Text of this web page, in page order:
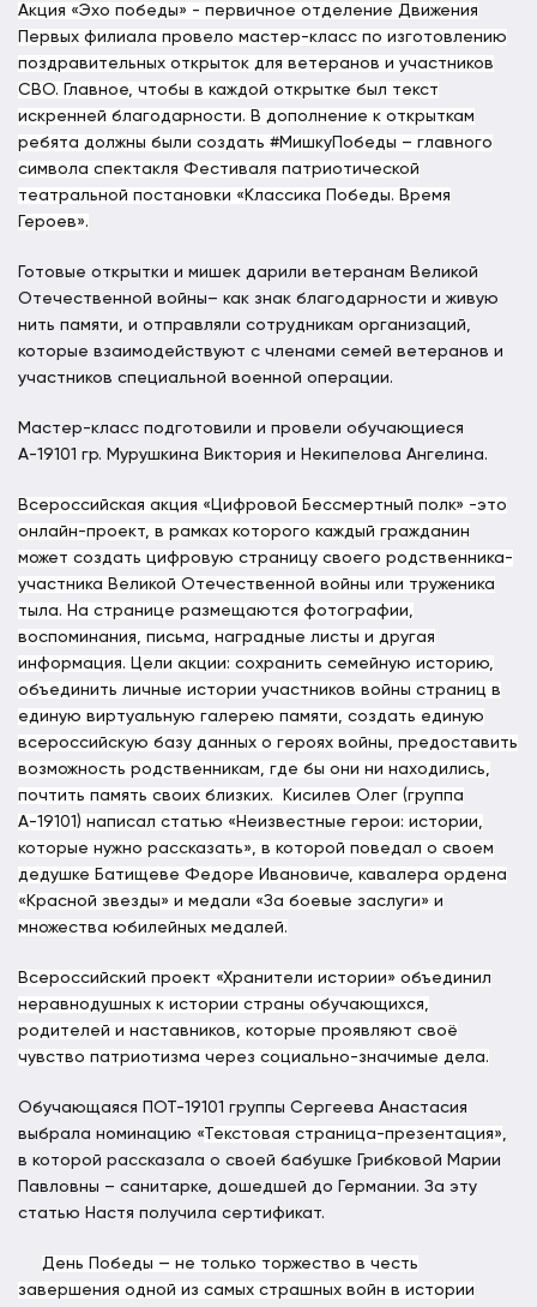
Акция «Эхо победы» - первичное отделение Движения
Первых филиала провело мастер-класс по изготовлению
поздравительных открыток для ветеранов и участников
СВО. Главное, чтобы в каждой открытке был текст
искренней благодарности. В дополнение к открыткам
ребята должны были создать #МишкуПобеды – главного
символа спектакля Фестиваля патриотической
театральной постановки «Классика Победы. Время
Героев».
Готовые открытки и мишек дарили ветеранам Великой
Отечественной войны– как знак благодарности и живую
нить памяти, и отправляли сотрудникам организаций,
которые взаимодействуют с членами семей ветеранов и
участников специальной военной операции.
Мастер-класс подготовили и провели обучающиеся
А-19101 гр. Мурушкина Виктория и Некипелова Ангелина.
Всероссийская акция «Цифровой Бессмертный полк» -это
онлайн-проект, в рамках которого каждый гражданин
может создать цифровую страницу своего родственника-
участника Великой Отечественной войны или труженика
тыла. На странице размещаются фотографии,
воспоминания, письма, наградные листы и другая
информация. Цели акции: сохранить семейную историю,
объединить личные истории участников войны страниц в
единую виртуальную галерею памяти, создать единую
всероссийскую базу данных о героях войны, предоставить
возможность родственникам, где бы они ни находились,
почтить память своих близких. Кисилев Олег (группа
А-19101) написал статью «Неизвестные герои: истории,
которые нужно рассказать», в которой поведал о своем
дедушке Батищеве Федоре Ивановиче, кавалера ордена
«Красной звезды» и медали «За боевые заслуги» и
множества юбилейных медалей.
Всероссийский проект «Хранители истории» объединил
неравнодушных к истории страны обучающихся,
родителей и наставников, которые проявляют своё
чувство патриотизма через социально-значимые дела.
Обучающаяся ПОТ-19101 группы Сергеева Анастасия
выбрала номинацию «Текстовая страница-презентация»
в которой рассказала о своей бабушке Грибковой Марии
Павловны – санитарке, дошедшей до Германии. За эту
статью Настя получила сертификат.
День Победы — не только торжество в честь
завершения одной из самых страшных войн в истории